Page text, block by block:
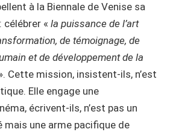
à la Biennale de Venise sa
« la puissance de l’art
de témoignage, de
et de développement de la
Cette mission, insistent-ils, n’est
Elle engage une
écrivent-ils, n’est pas un
une arme pacifique de